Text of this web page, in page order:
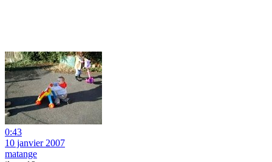
0:43
10 janvier 2007
matange